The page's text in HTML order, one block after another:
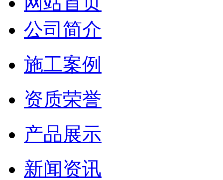
公司简介
施工案例
资质荣誉
产品展示
新闻资讯